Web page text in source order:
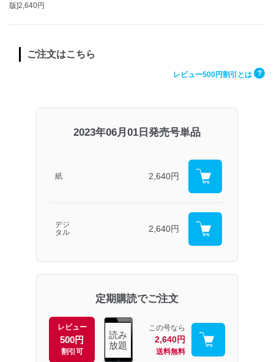
版]2,640円
ご注文はこちら
レビュー500円割引とは ?
2023年06月01日発売号単品
紙 2,640円
デジ
タル
2,640円
定期購読でご注文
レビュー
500円
割引可
読み
放題
この号なら
2,640円
送料無料